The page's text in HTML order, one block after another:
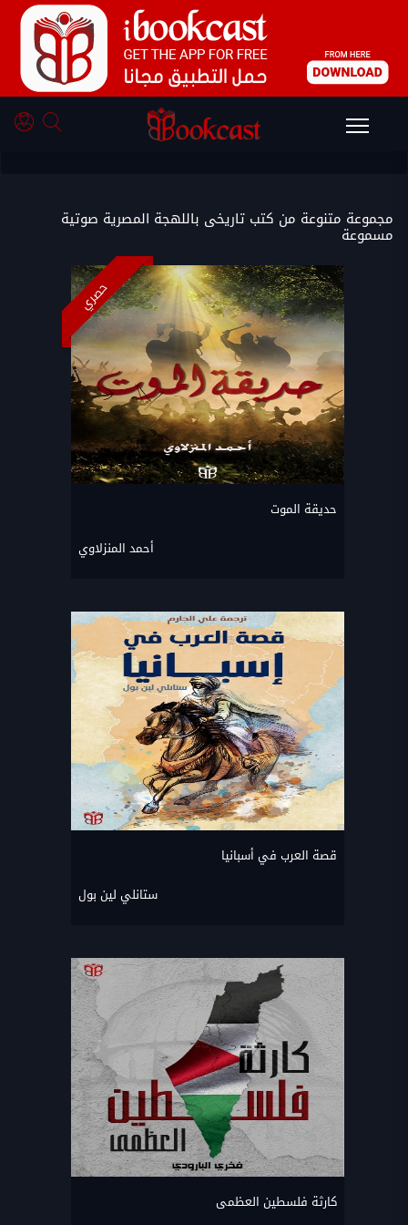
كتب تاريخى باللهجة المصرية
مجموعة متنوعة من كتب تاريخى باللهجة المصرية صوتية
مسموعة
حديقة الموت
أحمد المنزلاوي
حصري
قصة العرب في أسبانيا
ستانلي لين بول
كارثة فلسطين العظمى